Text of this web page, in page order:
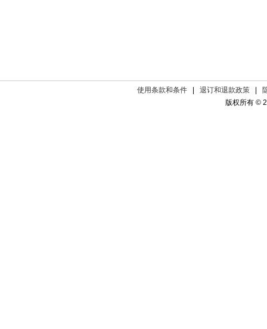
使用条款和条件 | 退订和退款政策 |
版权所有 ©